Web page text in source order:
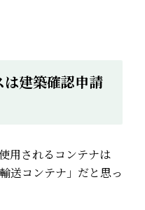
建築確認申請
用されるコンテナは
送コンテナ」だと思っ